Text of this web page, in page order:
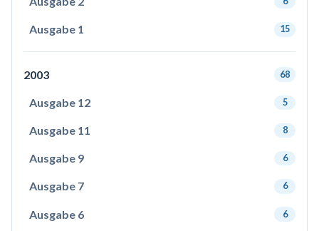
Ausgabe 1 15
2003 68
Ausgabe 12 5
Ausgabe 11 8
Ausgabe 9 6
Ausgabe 7 6
Ausgabe 6 6